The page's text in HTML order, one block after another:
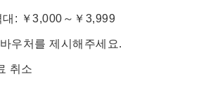
대: ￥3,000～￥3,999
우처를 제시해주세요.
취소